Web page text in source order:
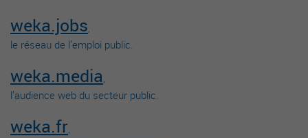
weka.jobs,
le réseau de l’emploi public.
weka.media,
l’audience web du secteur public.
weka.fr,